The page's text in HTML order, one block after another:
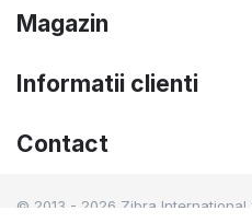
Magazin
Informatii clienti
Contact
© 2013 - 2026 Zibra International